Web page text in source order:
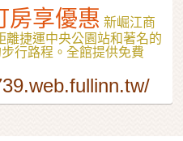
房享優惠 新崛江商
離捷運中央公園站和著名的
行路程。全館提供免費